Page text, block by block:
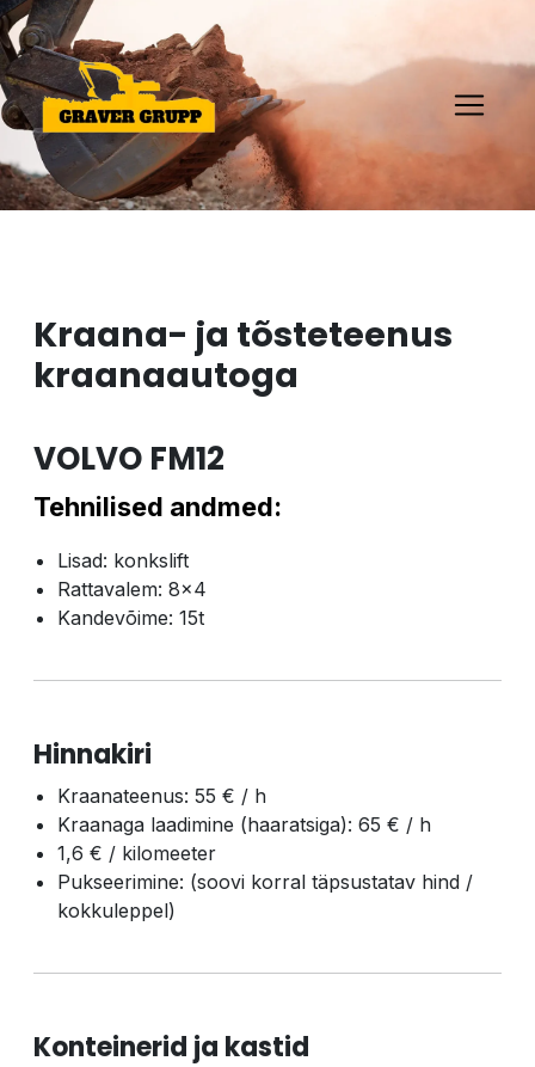
Kraana- ja tõsteteenus
kraanaautoga
VOLVO FM12
Tehnilised andmed:
Lisad: konkslift
Rattavalem: 8×4
Kandevõime: 15t
Hinnakiri
Kraanateenus: 55 € / h
Kraanaga laadimine (haaratsiga): 65 € / h
1,6 € / kilomeeter
Pukseerimine: (soovi korral täpsustatav hind /
kokkuleppel)
Konteinerid ja kastid